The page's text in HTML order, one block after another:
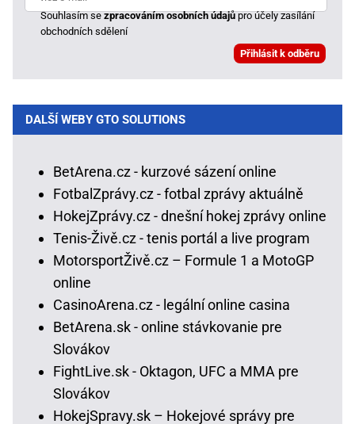
Souhlasím sezpracováním osobních údajůpro účely zasílání
obchodních sdělení
DALŠÍ WEBY GTO SOLUTIONS
BetArena.cz - kurzové sázení online
FotbalZprávy.cz - fotbal zprávy aktuálně
HokejZprávy.cz - dnešní hokej zprávy online
Tenis-Živě.cz - tenis portál a live program
MotorsportŽivě.cz – Formule 1 a MotoGP
online
CasinoArena.cz - legální online casina
BetArena.sk - online stávkovanie pre
Slovákov
FightLive.sk - Oktagon, UFC a MMA pre
Slovákov
HokejSpravy.sk – Hokejové správy pre